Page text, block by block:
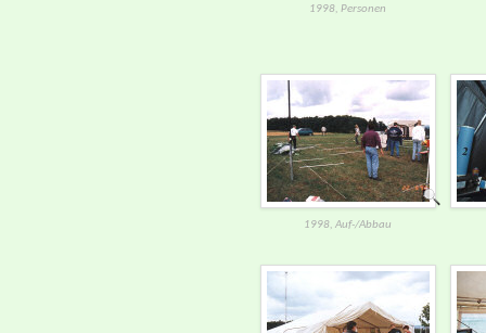
1998, Personen
1998, Auf-/​Abbau